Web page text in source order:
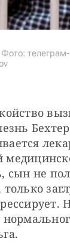
телеграм-
сын не